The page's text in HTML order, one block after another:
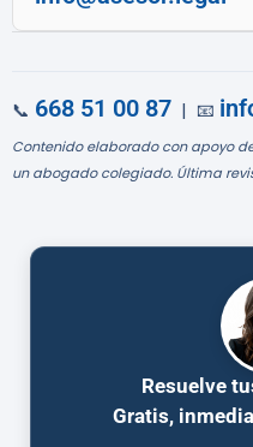
📞 668 51 00 87 | 📧
Contenido elaborado con apoyo
un abogado colegiado. Última
Resuelve
Gratis,